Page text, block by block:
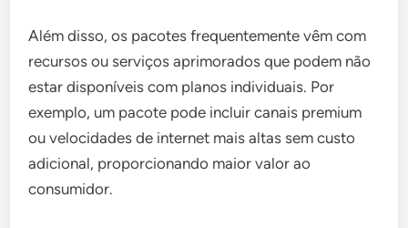
Além disso, os pacotes frequentemente vêm com
recursos ou serviços aprimorados que podem não
estar disponíveis com planos individuais. Por
exemplo, um pacote pode incluir canais premium
ou velocidades de internet mais altas sem custo
adicional, proporcionando maior valor ao
consumidor.